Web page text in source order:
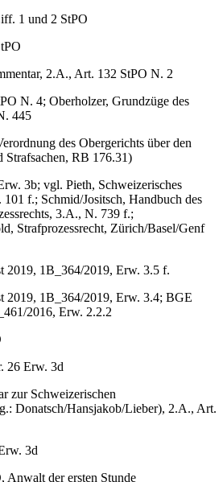
1 und 2 StPO
2.A., Art. 132 StPO N. 2
N. 4; Oberholzer, Grundzüge des
445
des Obergerichts über den
RB 176.31)
3b; vgl. Pieth, Schweizerisches
101 f.; Schmid/Jositsch, Handbuch des
3.A., N. 739 f.;
Strafprozessrecht, Zürich/Basel/Genf
2019, 1B_364/2019, Erw. 3.5 f.
2019, 1B_364/2019, Erw. 3.4; BGE
2016, Erw. 2.2.2
26 Erw. 3d
zur Schweizerischen
Donatsch/Hans­ja­kob/Lie­ber), 2.A., Art.
3d
Anwalt der ersten Stunde